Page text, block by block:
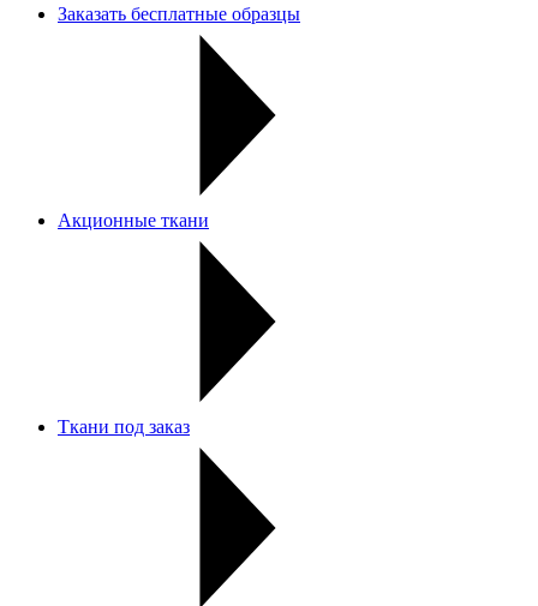
Заказать бесплатные образцы
Акционные ткани
Ткани под заказ